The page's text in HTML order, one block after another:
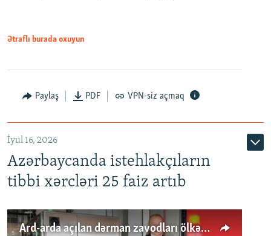
Ətraflı burada oxuyun
Paylaş PDF VPN-siz açmaq
İyul 16, 2026
Azərbaycanda istehlakçıların
tibbi xərcləri 25 faiz artıb
Ard-arda açılan dərman zavodları ölkənin tələbatını ödəyirmi?